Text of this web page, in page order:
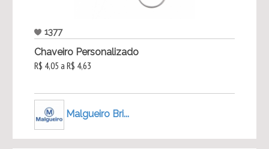
1377
Chaveiro Personalizado
R$ 4,05 a R$ 4,63
Malgueiro Bri...